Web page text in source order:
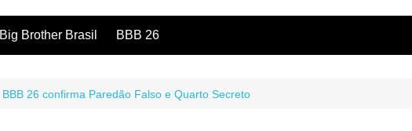
Big Brother Brasil BBB 26
BBB 26 confirma Paredão Falso e Quarto Secreto